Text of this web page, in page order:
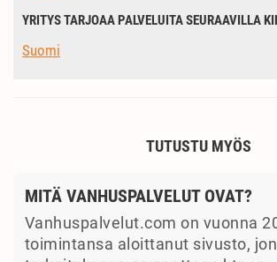
YRITYS TARJOAA PALVELUITA SEURAAVILLA
Suomi
TUTUSTU MYÖS
MITÄ VANHUSPALVELUT OVAT?
Vanhuspalvelut.com on vuonna
toimintansa aloittanut sivusto,